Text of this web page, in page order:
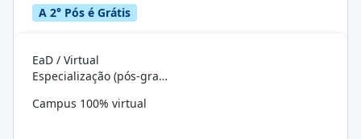
A 2° Pós é Grátis
EaD / Virtual
Especialização (pós-graduação)
Campus 100% virtual